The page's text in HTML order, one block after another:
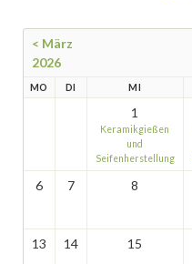
< März
2026
MO DI MI
1
Keramikgießen
und
Seifenherstellung
6 7 8
13 14 15